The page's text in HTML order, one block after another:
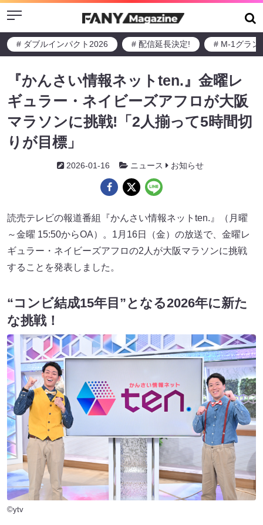
Menu
# ダブルインパクト2026 # 配信延長決定! # M-1グラン
『かんさい情報ネットten.』金曜レ
ギュラー・ネイビーズアフロが大阪
マラソンに挑戦!「2人揃って5時間切
りが目標」
2026-01-16 ニュース お知らせ
読売テレビの報道番組『かんさい情報ネットten.』（月曜
～金曜 15:50からOA）。1月16日（金）の放送で、金曜レ
ギュラー・ネイビーズアフロの2人が大阪マラソンに挑戦
することを発表しました。
“コンビ結成15年目”となる2026年に新た
な挑戦！
©ytv